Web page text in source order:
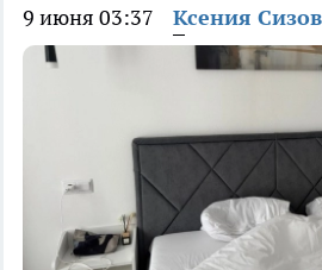
9 июня 03:37 Ксения